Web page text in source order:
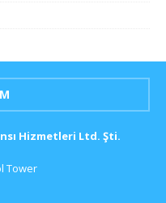
Hizmetleri Ltd. Şti.
Tower